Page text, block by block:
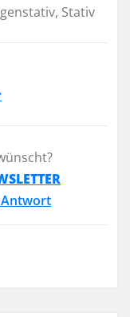
Stativ